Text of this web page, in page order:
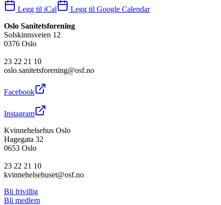
Legg til iCal
Legg til Google Calendar
Oslo Sanitetsforening
Solskinnsveien 12
0376 Oslo
23 22 21 10
oslo.sanitetsforening@osf.no
Facebook
Instagram
Kvinnehelsehus Oslo
Hagegata 32
0653 Oslo
23 22 21 10
kvinnehelsehuset@osf.no
Bli frivillig
Bli medlem